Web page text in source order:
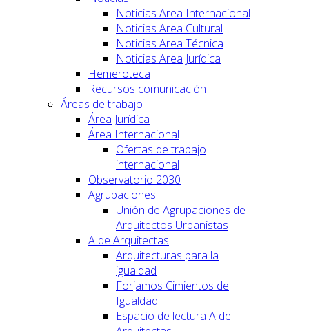
Noticias Area Internacional
Noticias Area Cultural
Noticias Area Técnica
Noticias Area Jurídica
Hemeroteca
Recursos comunicación
Áreas de trabajo
Área Jurídica
Área Internacional
Ofertas de trabajo
internacional
Observatorio 2030
Agrupaciones
Unión de Agrupaciones de
Arquitectos Urbanistas
A de Arquitectas
Arquitecturas para la
igualdad
Forjamos Cimientos de
Igualdad
Espacio de lectura A de